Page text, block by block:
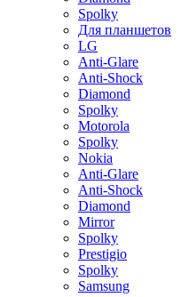
Spolky
Для планшетов
LG
Anti-Glare
Anti-Shock
Diamond
Spolky
Motorola
Spolky
Nokia
Anti-Glare
Anti-Shock
Diamond
Mirror
Spolky
Prestigio
Spolky
Samsung